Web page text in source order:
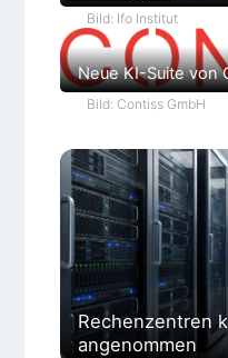
Bild: Ifo Institut
Neue KI-Suite von
Bild: Contiss GmbH
Rechenzentren
angenommen